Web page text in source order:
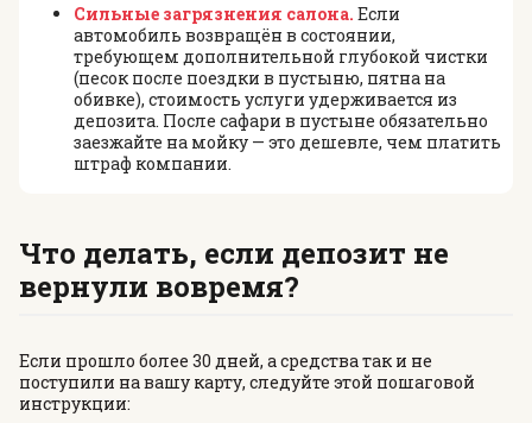
Сильные загрязнения салона. Если
автомобиль возвращён в состоянии,
требующем дополнительной глубокой чистки
(песок после поездки в пустыню, пятна на
обивке), стоимость услуги удерживается из
депозита. После сафари в пустыне обязательно
заезжайте на мойку — это дешевле, чем платить
штраф компании.
Что делать, если депозит не
вернули вовремя?
Если прошло более 30 дней, а средства так и не
поступили на вашу карту, следуйте этой пошаговой
инструкции: